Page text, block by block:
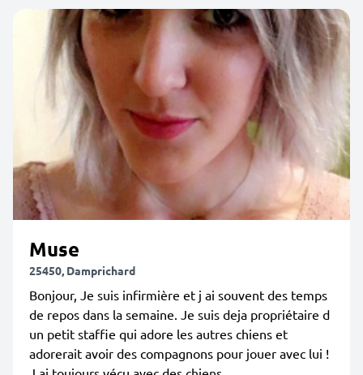
Muse
25450, Damprichard
Bonjour, Je suis infirmière et j ai souvent des temps
de repos dans la semaine. Je suis deja propriétaire d
un petit staffie qui adore les autres chiens et
adorerait avoir des compagnons pour jouer avec lui !